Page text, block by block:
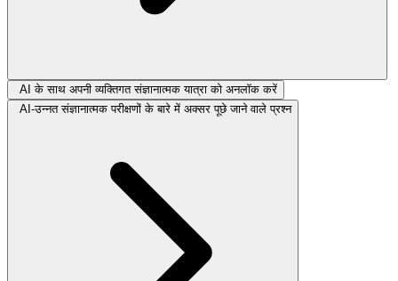
AI के साथ अपनी व्यक्तिगत संज्ञानात्मक यात्रा को अनलॉक करें
AI-उन्नत संज्ञानात्मक परीक्षणों के बारे में अक्सर पूछे जाने वाले प्रश्न